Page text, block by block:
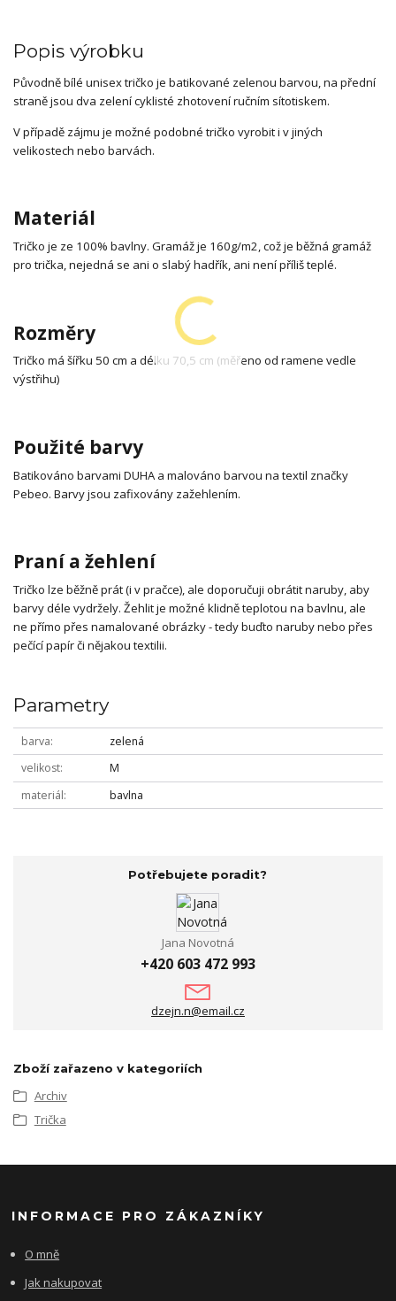
Popis výrobku
Původně bílé unisex tričko je batikované zelenou barvou, na přední
straně jsou dva zelení cyklisté zhotovení ručním sítotiskem.
V případě zájmu je možné podobné tričko vyrobit i v jiných
velikostech nebo barvách.
Materiál
Tričko je ze 100% bavlny. Gramáž je 160g/m2, což je běžná gramáž
pro trička, nejedná se ani o slabý hadřík, ani není příliš teplé.
Rozměry
Tričko má šířku 50 cm a délku 70,5 cm (měřeno od ramene vedle
výstřihu)
Použité barvy
Batikováno barvami DUHA a malováno barvou na textil značky
Pebeo. Barvy jsou zafixovány zažehlením.
Praní a žehlení
Tričko lze běžně prát (i v pračce), ale doporučuji obrátit naruby, aby
barvy déle vydržely. Žehlit je možné klidně teplotou na bavlnu, ale
ne přímo přes namalované obrázky - tedy buďto naruby nebo přes
pečící papír či nějakou textilii.
Parametry
barva
zelená
velikost
M
materiál
bavlna
Potřebujete poradit?
Jana Novotná
+420 603 472 993
dzejn.n@email.cz
Zboží zařazeno v kategoriích
Archiv
Trička
INFORMACE PRO ZÁKAZNÍKY
O mně
Jak nakupovat